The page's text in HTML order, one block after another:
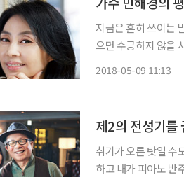
지금은 흔히 쓰이는
으면 수긍하지 않을
2018-05-09 11:13
제2의 전성기를
취기가 오른 탓일 수
하고 내가 피아노 반